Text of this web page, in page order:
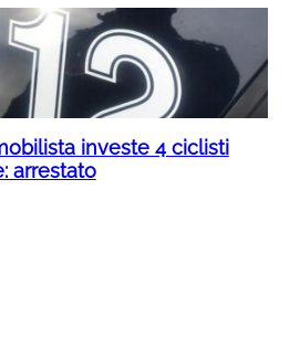
investe 4 ciclisti
arrestato